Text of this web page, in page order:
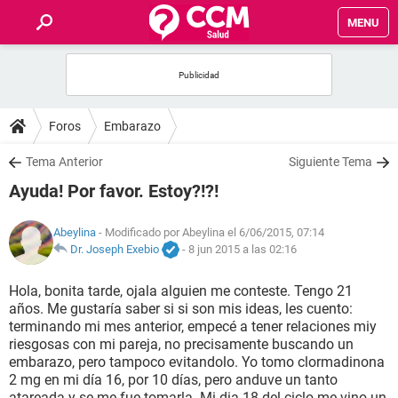
MENU
FOROS
SALUD
FAMILIA
NUTRICIÓN
BIENESTAR
SEXUALIDAD
GLOSARIO
Foros Embarazo
Tema Anterior Siguiente Tema
Ayuda! Por favor. Estoy?!?!
Abeylina - Modificado por Abeylina el 6/06/2015, 07:14
Dr. Joseph Exebio
- 8 jun 2015 a las 02:16
Hola, bonita tarde, ojala alguien me conteste. Tengo 21
años. Me gustaría saber si si son mis ideas, les cuento:
terminando mi mes anterior, empecé a tener relaciones miy
riesgosas con mi pareja, no precisamente buscando un
embarazo, pero tampoco evitandolo. Yo tomo clormadinona
2 mg en mi día 16, por 10 días, pero anduve un tanto